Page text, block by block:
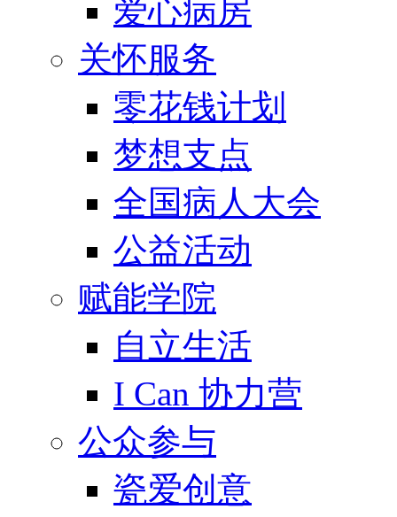
爱心病房
关怀服务
零花钱计划
梦想支点
全国病人大会
公益活动
赋能学院
自立生活
I Can 协力营
公众参与
瓷爱创意